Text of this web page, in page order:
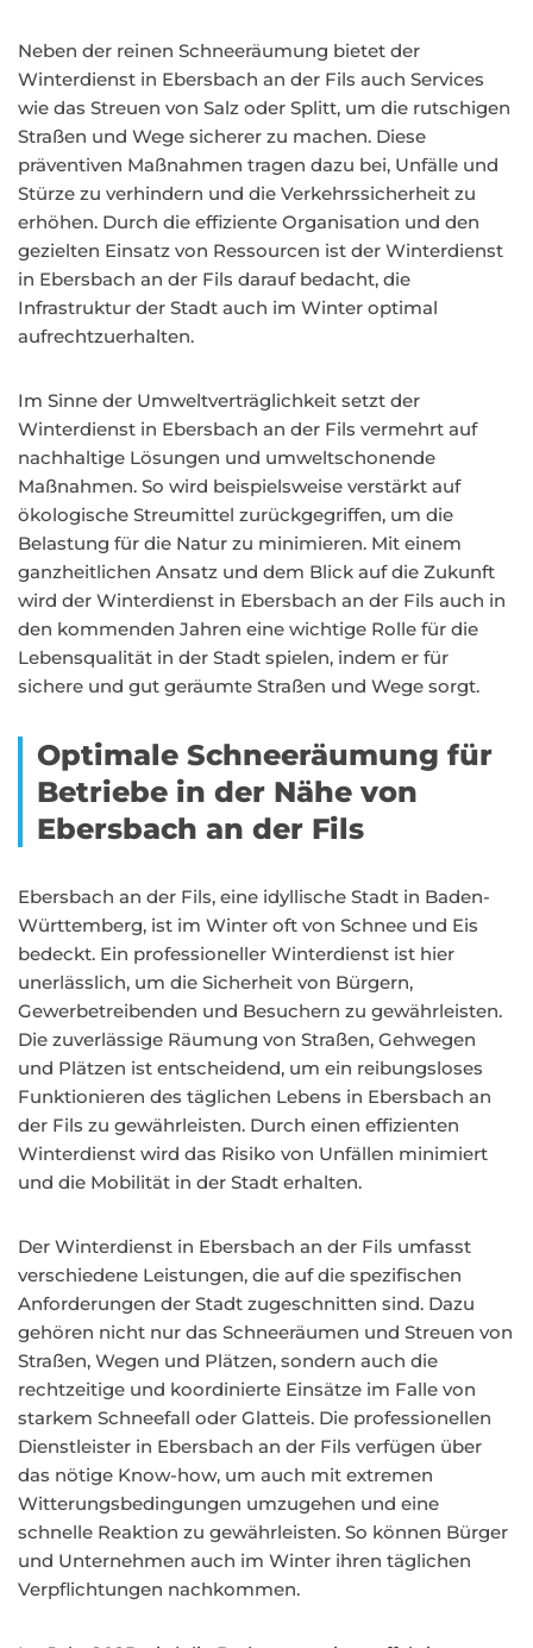
Neben der reinen Schneeräumung bietet der
Winterdienst in Ebersbach an der Fils auch Services
wie das Streuen von Salz oder Splitt, um die rutschigen
Straßen und Wege sicherer zu machen. Diese
präventiven Maßnahmen tragen dazu bei, Unfälle und
Stürze zu verhindern und die Verkehrssicherheit zu
erhöhen. Durch die effiziente Organisation und den
gezielten Einsatz von Ressourcen ist der Winterdienst
in Ebersbach an der Fils darauf bedacht, die
Infrastruktur der Stadt auch im Winter optimal
aufrechtzuerhalten.
Im Sinne der Umweltverträglichkeit setzt der
Winterdienst in Ebersbach an der Fils vermehrt auf
nachhaltige Lösungen und umweltschonende
Maßnahmen. So wird beispielsweise verstärkt auf
ökologische Streumittel zurückgegriffen, um die
Belastung für die Natur zu minimieren. Mit einem
ganzheitlichen Ansatz und dem Blick auf die Zukunft
wird der Winterdienst in Ebersbach an der Fils auch in
den kommenden Jahren eine wichtige Rolle für die
Lebensqualität in der Stadt spielen, indem er für
sichere und gut geräumte Straßen und Wege sorgt.
Optimale Schneeräumung für
Betriebe in der Nähe von
Ebersbach an der Fils
Ebersbach an der Fils, eine idyllische Stadt in Baden-
Württemberg, ist im Winter oft von Schnee und Eis
bedeckt. Ein professioneller Winterdienst ist hier
unerlässlich, um die Sicherheit von Bürgern,
Gewerbetreibenden und Besuchern zu gewährleisten.
Die zuverlässige Räumung von Straßen, Gehwegen
und Plätzen ist entscheidend, um ein reibungsloses
Funktionieren des täglichen Lebens in Ebersbach an
der Fils zu gewährleisten. Durch einen effizienten
Winterdienst wird das Risiko von Unfällen minimiert
und die Mobilität in der Stadt erhalten.
Der Winterdienst in Ebersbach an der Fils umfasst
verschiedene Leistungen, die auf die spezifischen
Anforderungen der Stadt zugeschnitten sind. Dazu
gehören nicht nur das Schneeräumen und Streuen von
Straßen, Wegen und Plätzen, sondern auch die
rechtzeitige und koordinierte Einsätze im Falle von
starkem Schneefall oder Glatteis. Die professionellen
Dienstleister in Ebersbach an der Fils verfügen über
das nötige Know-how, um auch mit extremen
Witterungsbedingungen umzugehen und eine
schnelle Reaktion zu gewährleisten. So können Bürger
und Unternehmen auch im Winter ihren täglichen
Verpflichtungen nachkommen.